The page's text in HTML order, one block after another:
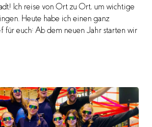
Ich reise von Ort zu Ort, um wichtige
Heute habe ich einen ganz
für euch: Ab dem neuen Jahr starten wir